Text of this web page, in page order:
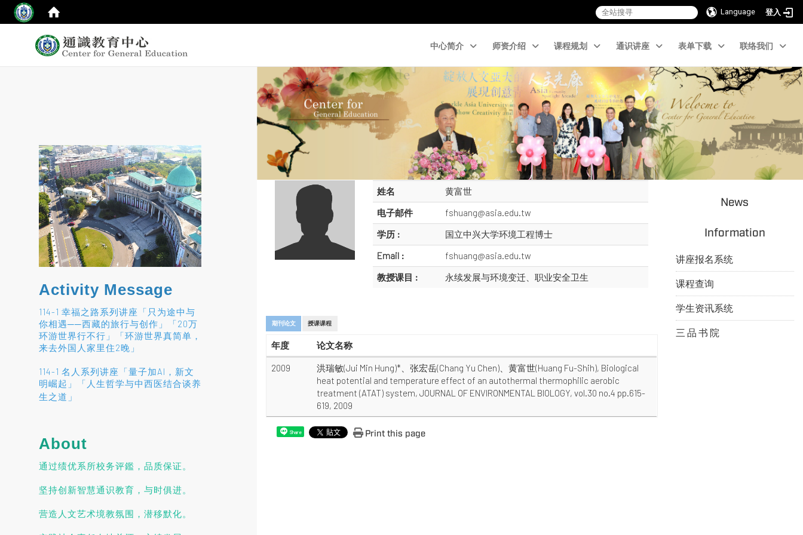
Language 登入
中心简介 师资介绍 课程规划 通识讲座 表单下载 联络我们
姓名
黄富世
电子邮件
fshuang@asia.edu.tw
学历 :
国立中兴大学环境工程博士
Email :
fshuang@asia.edu.tw
教授课目 :
永续发展与环境变迁、职业安全卫生
期刊论文 授课课程
年度 论文名称
2009
洪瑞敏(Jui Min Hung)*、张宏岳(Chang Yu Chen)、黄富世(Huang Fu-Shih), Biological
heat potential and temperature effect of an autothermal thermophilic aerobic
treatment (ATAT) system, JOURNAL OF ENVIRONMENTAL BIOLOGY, vol.30 no.4 pp.615-
619, 2009
Share Print this page
News
Information
讲座报名系统
课程查询
学生资讯系统
三 品 书 院
Activity Message
114-1 幸福之路系列讲座「只为途中与
你相遇──西藏的旅行与创作」「20万
环游世界行不行」「环游世界真简单，
来去外国人家里住2晚」
114-1 名人系列讲座「量子加AI，新文
明崛起」「人生哲学与中西医结合谈养
生之道 」
About
通过绩优系所校务评鑑，品质保证。
坚持创新智慧通识教育，与时俱进。
营造人文艺术境教氛围，潜移默化。